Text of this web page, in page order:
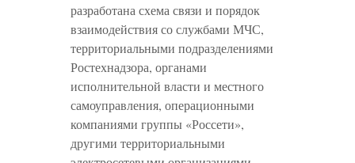
разработана схема связи и порядок
взаимодействия со службами МЧС,
территориальными подразделениями
Ростехнадзора, органами
исполнительной власти и местного
самоуправления, операционными
компаниями группы «Россети»,
другими территориальными